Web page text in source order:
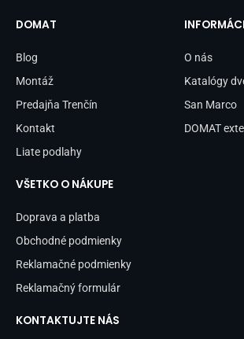
b
o
k
-
DOMAT
Blog
Montáž
Predajňa Trenčín
Kontakt
Liate podlahy
O nás
Katalógy
San Marco
DOMAT
VŠETKO O NÁKUPE
Doprava a platba
Obchodné podmienky
Reklamačné podmienky
Reklamačný formulár
KONTAKTUJTE NÁS